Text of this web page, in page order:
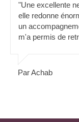
"Une excellente
elle redonne
un
m'a permis de
Par Achab